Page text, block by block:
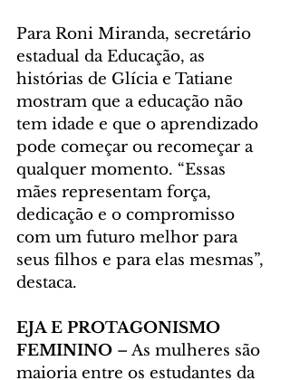
Para Roni Miranda, secretário
estadual da Educação, as
histórias de Glícia e Tatiane
mostram que a educação não
tem idade e que o aprendizado
pode começar ou recomeçar a
qualquer momento. “Essas
mães representam força,
dedicação e o compromisso
com um futuro melhor para
seus filhos e para elas mesmas”,
destaca.
EJA E PROTAGONISMO
FEMININO – As mulheres são
maioria entre os estudantes da